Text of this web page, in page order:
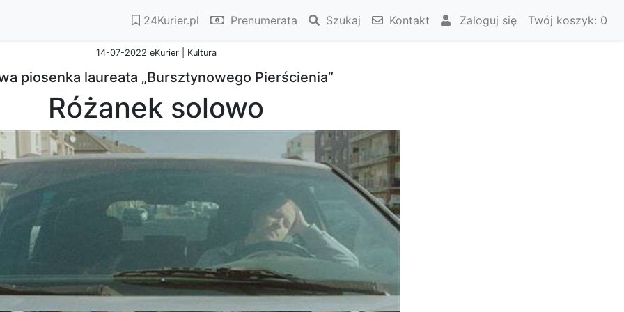
24Kurier.pl Prenumerata Szukaj Kontakt Zaloguj się Twój koszyk: 0
14-07-2022 eKurier | Kultura
piosenka laureata „Bursztynowego Pierścienia”
Różanek solowo